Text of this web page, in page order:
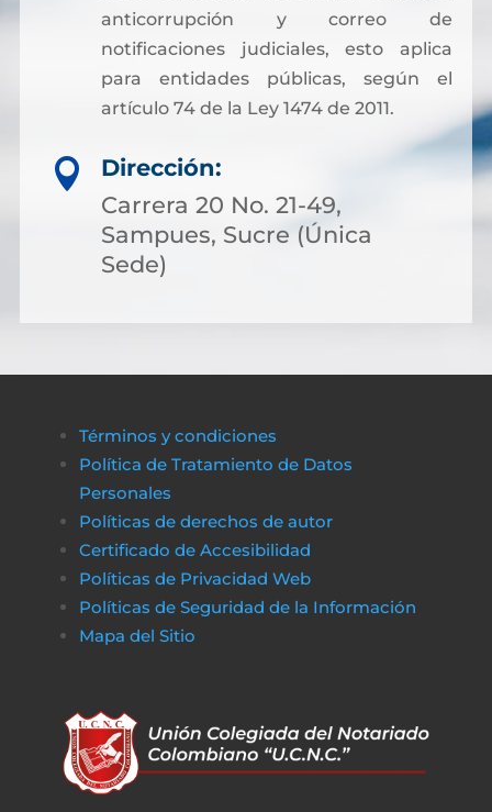
anticorrupción y correo de
notificaciones judiciales, esto aplica
para entidades públicas, según el
artículo 74 de la Ley 1474 de 2011.

Dirección:
Carrera 20 No. 21-49,
Sampues, Sucre (Única
Sede)
Términos y condiciones
Política de Tratamiento de Datos
Personales
Políticas de derechos de autor
Certificado de Accesibilidad
Políticas de Privacidad Web
Políticas de Seguridad de la Información
Mapa del Sitio